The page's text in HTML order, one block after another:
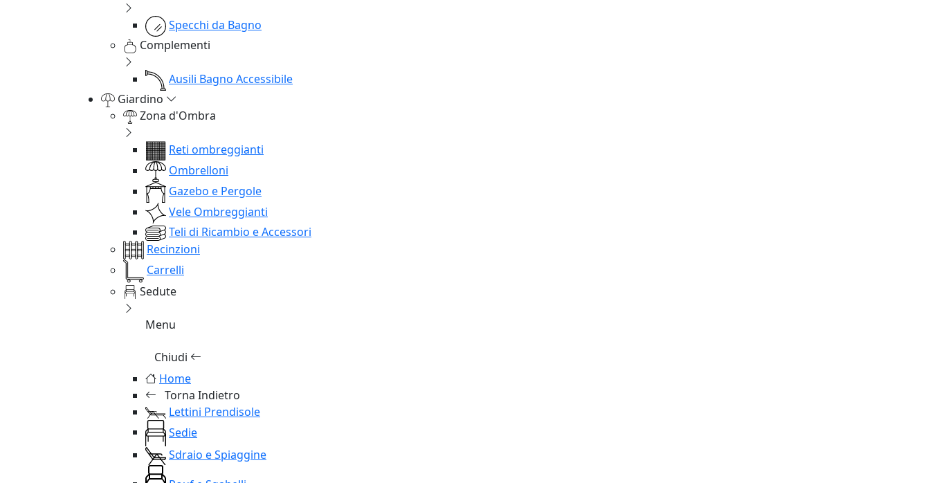
Specchi da Bagno
Complementi
Ausili Bagno Accessibile
Giardino
Zona d'Ombra
Reti ombreggianti
Ombrelloni
Gazebo e Pergole
Vele Ombreggianti
Teli di Ricambio e Accessori
Recinzioni
Carrelli
Sedute
Menu
Chiudi
Home
Torna Indietro
Lettini Prendisole
Sedie
Sdraio e Spiaggine